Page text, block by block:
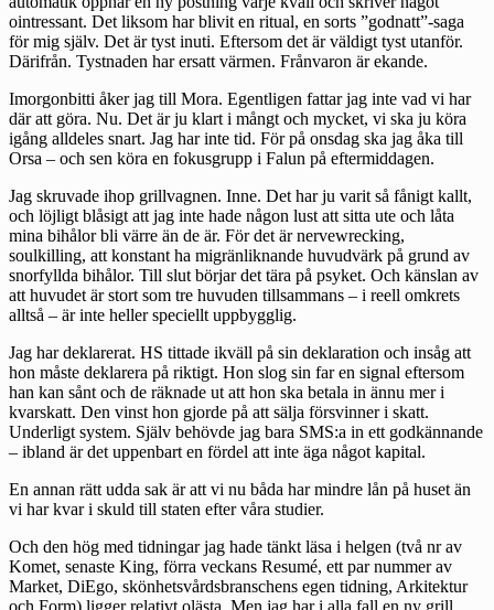
ointressant. Det liksom har blivit en ritual, en sorts ”godnatt”-saga
för mig själv. Det är tyst inuti. Eftersom det är väldigt tyst utanför.
Därifrån. Tystnaden har ersatt värmen. Frånvaron är ekande.
Imorgonbitti åker jag till Mora. Egentligen fattar jag inte vad vi har
där att göra. Nu. Det är ju klart i mångt och mycket, vi ska ju köra
igång alldeles snart. Jag har inte tid. För på onsdag ska jag åka till
Orsa – och sen köra en fokusgrupp i Falun på eftermiddagen.
Jag skruvade ihop grillvagnen. Inne. Det har ju varit så fånigt kallt,
och löjligt blåsigt att jag inte hade någon lust att sitta ute och låta
mina bihålor bli värre än de är. För det är nervewrecking,
soulkilling, att konstant ha migränliknande huvudvärk på grund av
snorfyllda bihålor. Till slut börjar det tära på psyket. Och känslan av
att huvudet är stort som tre huvuden tillsammans – i reell omkrets
alltså – är inte heller speciellt uppbygglig.
Jag har deklarerat. HS tittade ikväll på sin deklaration och insåg att
hon måste deklarera på riktigt. Hon slog sin far en signal eftersom
han kan sånt och de räknade ut att hon ska betala in ännu mer i
kvarskatt. Den vinst hon gjorde på att sälja försvinner i skatt.
Underligt system. Själv behövde jag bara SMS:a in ett godkännande
– ibland är det uppenbart en fördel att inte äga något kapital.
En annan rätt udda sak är att vi nu båda har mindre lån på huset än
vi har kvar i skuld till staten efter våra studier.
Och den hög med tidningar jag hade tänkt läsa i helgen (två nr av
Komet, senaste King, förra veckans Resumé, ett par nummer av
Market, DiEgo, skönhetsvårdsbranschens egen tidning, Arkitektur